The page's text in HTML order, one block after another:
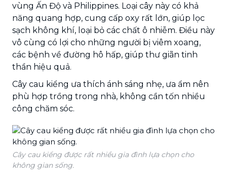
vùng Ấn Độ và Philippines. Loại cây này có khả
năng quang hợp, cung cấp oxy rất lớn, giúp lọc
sạch không khí, loại bỏ các chất ô nhiễm. Điều này
vô cùng có lợi cho những người bị viêm xoang,
các bệnh về đường hô hấp, giúp thư giãn tinh
thần hiệu quả.
Cây cau kiểng ưa thích ánh sáng nhẹ, ưa ẩm nên
phù hợp trồng trong nhà, không cần tốn nhiều
công chăm sóc.
Cây cau kiểng được rất nhiều gia đình lựa chọn cho
không gian sống.